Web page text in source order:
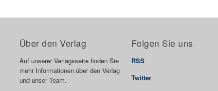
Über den Verlag
Auf unserer Verlagsseite finden Sie
mehr Informationen über den Verlag
und unser Team.
Folgen Sie uns
RSS
Twitter